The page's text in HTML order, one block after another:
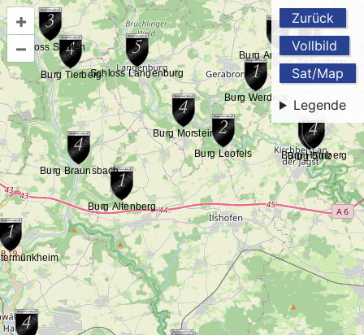
Zurück
Vollbild
Sat/Map
Legende
+
–